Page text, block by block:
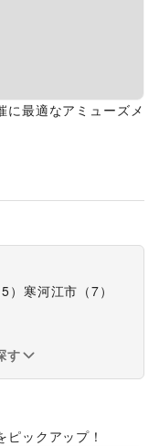
に最適なアミューズメ
） 寒河江市 （7）
す
ックアップ！